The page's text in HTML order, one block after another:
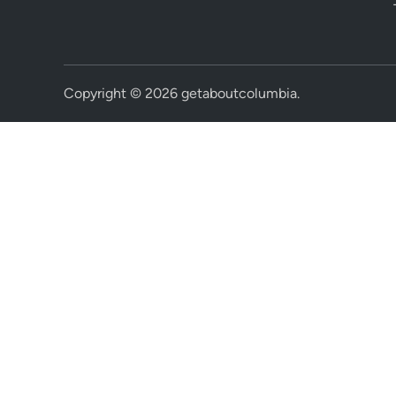
Copyright © 2026 getaboutcolumbia.